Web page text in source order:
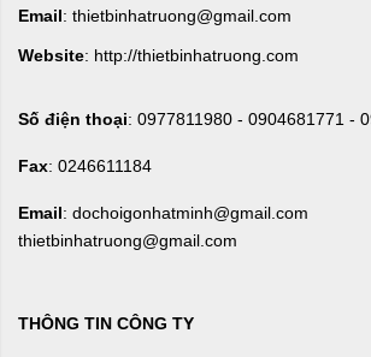
Email: thietbinhatruong@gmail.com
Website: http://thietbinhatruong.com
Số điện thoại: 0977811980 - 0904681771 -
Fax: 0246611184
Email: dochoigonhatminh@gmail.com
thietbinhatruong@gmail.com
THÔNG TIN CÔNG TY